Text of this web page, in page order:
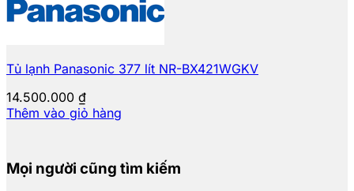
Tủ lạnh Panasonic 377 lít NR-BX421WGKV
14.500.000 ₫
Thêm vào giỏ hàng
Mọi người cũng tìm kiếm